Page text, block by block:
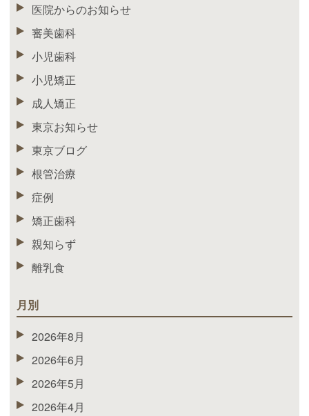
医院からのお知らせ
審美歯科
小児歯科
小児矯正
成人矯正
東京お知らせ
東京ブログ
根管治療
症例
矯正歯科
親知らず
離乳食
月別
2026年8月
2026年6月
2026年5月
2026年4月